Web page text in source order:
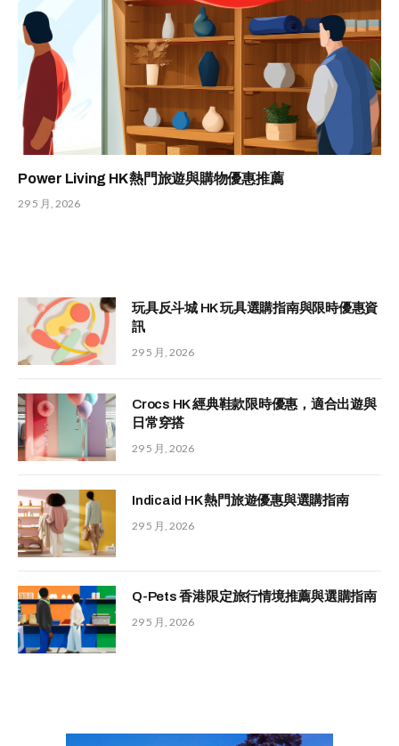
Power Living HK 熱門旅遊與購物優惠推薦
29 5 月, 2026
玩具反斗城 HK 玩具選購指南與限時優惠資
訊
29 5 月, 2026
Crocs HK 經典鞋款限時優惠，適合出遊與
日常穿搭
29 5 月, 2026
Indicaid HK 熱門旅遊優惠與選購指南
29 5 月, 2026
Q-Pets 香港限定旅行情境推薦與選購指南
29 5 月, 2026